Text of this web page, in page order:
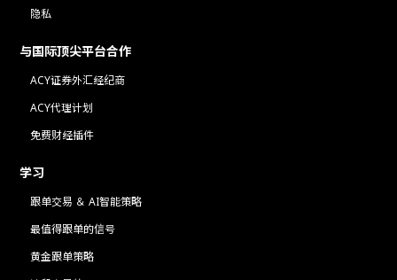
隐私
与国际顶尖平台合作
ACY证券外汇经纪商
ACY代理计划
免费财经插件
学习
跟单交易 ＆ AI智能策略
最值得跟单的信号
黄金跟单策略